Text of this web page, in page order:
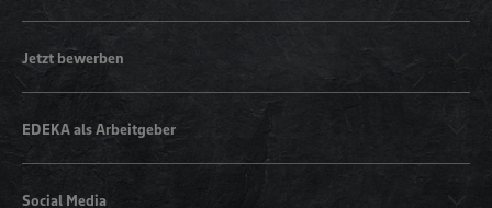
Jetzt bewerben
EDEKA als Arbeitgeber
Social Media